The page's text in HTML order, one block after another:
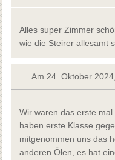
Alles super Zimmer
wie die Steirer allesamt
Am 24. Oktober
Wir waren das erste
haben erste Klasse
mitgenommen uns das
anderen Ölen, es hat